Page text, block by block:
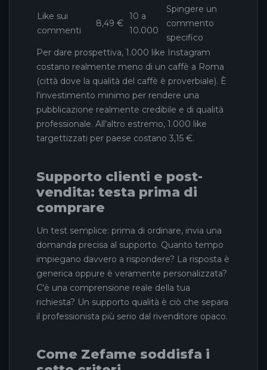
Like sui
commenti
8,49 €
10 a
10.000
Spingere un
commento
specifico
Per dare prospettiva, 1.000 like Instagram
costano realmente meno di un caffè a Roma
(città dove la qualità del caffè è proverbiale). È
l'investimento minimo per rendere una
pubblicazione realmente credibile e di qualità
professionale. All'altro estremo, 1.000 like
targettizzati per paese costano 3,15 €.
Supporto clienti e post-
vendita: testa prima di
comprare
Un test semplice: prima di ordinare, invia una
domanda precisa al supporto. Quanto tempo
impiegano davvero a rispondere? La risposta è
generica oppure è veramente personalizzata?
C'è una comprensione reale della tua
richiesta? Un supporto qualità è ciò che separa
il professionista più serio dal rivenditore opaco.
Come Zefame soddisfa i